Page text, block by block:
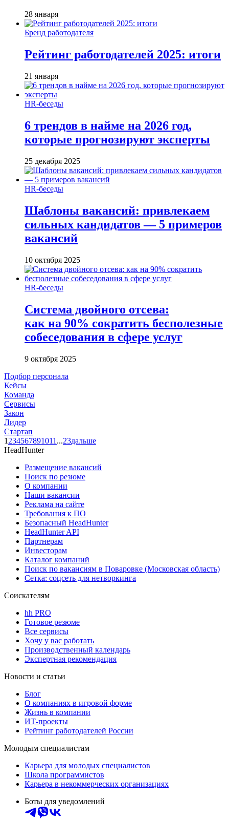
28 января
Бренд работодателя
Рейтинг работодателей 2025: итоги
21 января
HR-беседы
6 трендов в найме на 2026 год,
которые прогнозируют эксперты
25 декабря 2025
HR-беседы
Шаблоны вакансий: привлекаем
сильных кандидатов — 5 примеров
вакансий
10 октября 2025
HR-беседы
Система двойного отсева:
как на 90% сократить бесполезные
собеседования в сфере услуг
9 октября 2025
Подбор персонала
Кейсы
Команда
Сервисы
Закон
Лидер
Стартап
1 234567891011 ...23дальше
HeadHunter
Размещение вакансий
Поиск по резюме
О компании
Наши вакансии
Реклама на сайте
Требования к ПО
Безопасный HeadHunter
HeadHunter API
Партнерам
Инвесторам
Каталог компаний
Поиск по вакансиям в Поваровке (Московская область)
Сетка: соцсеть для нетворкинга
Соискателям
hh PRO
Готовое резюме
Все сервисы
Хочу у вас работать
Производственный календарь
Экспертная рекомендация
Новости и статьи
Блог
О компаниях в игровой форме
Жизнь в компании
ИТ-проекты
Рейтинг работодателей России
Молодым специалистам
Карьера для молодых специалистов
Школа программистов
Карьера в некоммерческих организациях
Боты для уведомлений